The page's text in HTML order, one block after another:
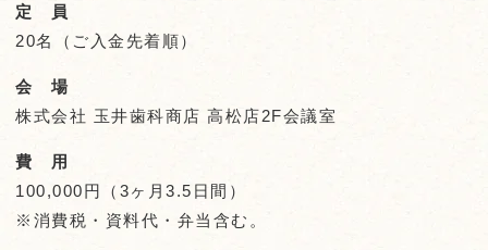
定 員
20名（ご入金先着順）
会 場
株式会社 玉井歯科商店 高松店2F会議室
費 用
100,000円（3ヶ月3.5日間）
※消費税・資料代・弁当含む 。